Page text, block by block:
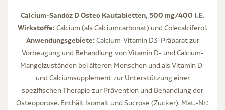
Calcium-Sandoz D Osteo Kautabletten, 500 mg/400 I.E.
Wirkstoffe:Calcium (als Calciumcarbonat) und Colecalciferol.
Anwendungsgebiete:Calcium-Vitamin D3-Präparat zur
Vorbeugung und Behandlung von Vitamin D- und Calcium-
Mangelzuständen bei älteren Menschen und als Vitamin D-
und Calciumsupplement zur Unterstützung einer
spezifischen Therapie zur Prävention und Behandlung der
Osteoporose. Enthält Isomalt und Sucrose (Zucker). Mat.-Nr.: